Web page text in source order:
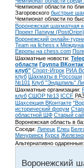
Чемпионат области по
Загоровского быстрые
Чемпионат области по
Воронежская шахматная
Проект Патиум
Воронежский онлайн-
Team на lichess к
Европы на chess.com
Шахматные новости:
области Группа
клуб" Спорт-Игрок РИА
клуб Шахматы в Россоши
№101 Клуб "Эндшпиль"
Шахматные организации:
клуб СШОР №13 ICCF
Шахсекция ВКонтакте
исторический форум
областной ШФ Старый
Воронежская область в
Соседи: Липецк Елец
Мичуринск Курск
Альтернативно одаренные:
Воронежский